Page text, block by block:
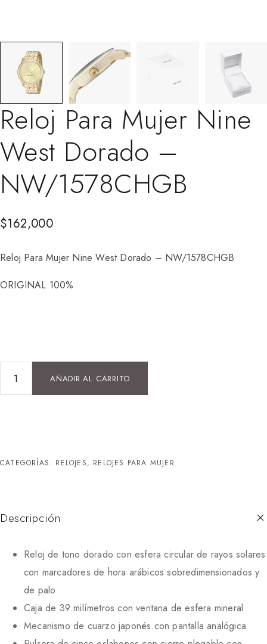
Reloj Para Mujer Nine
West Dorado –
NW/1578CHGB
$162,000
Reloj Para Mujer Nine West Dorado – NW/1578CHGB
ORIGINAL 100%
AÑADIR AL CARRITO
CATEGORÍAS: RELOJES, RELOJES PARA MUJER
Descripción
Reloj de tono dorado con esfera circular de rayos solares
con marcadores de hora arábicos sobredimensionados y
de palo
Caja de 39 milímetros con ventana de esfera mineral
Mecanismo de cuarzo japonés con pantalla analógica